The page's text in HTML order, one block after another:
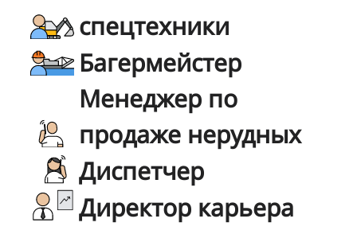
спецтехники
Багермейстер
Менеджер по
продаже нерудных
Диспетчер
Директор карьера